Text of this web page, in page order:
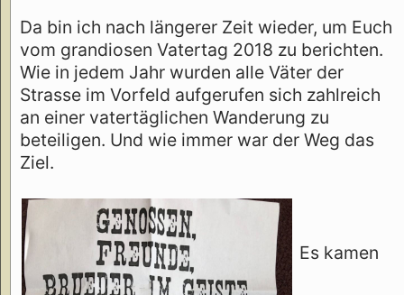
Da bin ich nach längerer Zeit wieder, um Euch
vom grandiosen Vatertag 2018 zu berichten.
Wie in jedem Jahr wurden alle Väter der
Strasse im Vorfeld aufgerufen sich zahlreich
an einer vatertäglichen Wanderung zu
beteiligen. Und wie immer war der Weg das
Ziel.
Es kamen